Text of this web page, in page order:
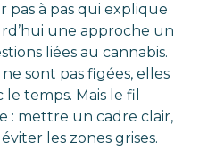
pas à pas qui explique
une approche un
liées au cannabis.
sont pas figées, elles
temps. Mais le fil
: mettre un cadre clair,
les zones grises.